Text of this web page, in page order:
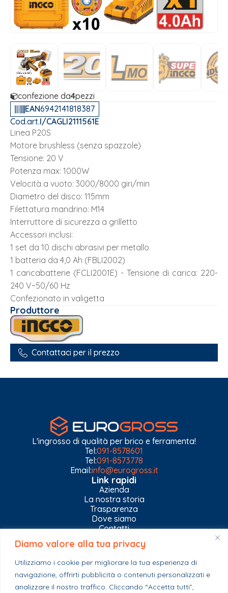
Diamo valore alla tua privacy
Utilizziamo i cookie per migliorare la tua esperienza di
navigazione, offrirti pubblicità o contenuti personalizzati e
analizzare il nostro traffico. Cliccando “Accetta tutti”,
confezione da4pezzi
EAN6942141818387
Cod.art.I/CAGLI2111561E
Linea P20S
Motore brushless (senza spazzole)
Tensione: 20 V
Potenza max: 1000W
Velocità a vuoto: 3000/8000 giri/min
Diametro del disco: 115mm
Filettatura mandrino: M14
Interruttore di sicurezza a grilletto
Accessori inclusi:
1 set da 10 dischi abrasivi per metallo
1 batteria da 4,0 Ah (FBLI2002)
1 caricabatterie (FCLI2001E) - Tensione di carica: 220-
240 V~50/60 Hz
Confezionato in valigetta
Produttore
Contattaci per il prezzo
L'ingrosso di qualità per brico e ferramenta!
Tel:091-8578601
Tel:091-8573778
Email:info@eurogross.it
Link rapidi
Azienda
La nostra storia
Trasparenza
Dove siamo
Contatti
Privacy Policy
Gestisci impostazioni Cookies
Esplora il catalogo
Casa
Ferramenta & Co.